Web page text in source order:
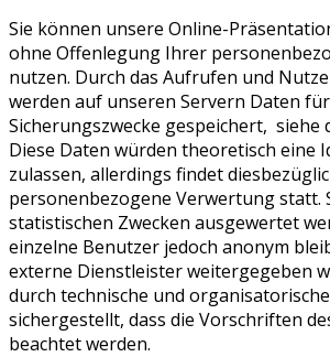
Sie können unsere Online-
ohne Offenlegung Ihrer
nutzen. Durch das Aufrufen und
werden auf unseren Servern Daten für
Sicherungszwecke gespeichert, siehe
Diese Daten würden theoretisch eine
zulassen, allerdings findet
personenbezogene Verwertung statt.
statistischen Zwecken ausgewertet
einzelne Benutzer jedoch anonym
externe Dienstleister weitergegeben
durch technische und
sichergestellt, dass die Vorschriften
beachtet werden.